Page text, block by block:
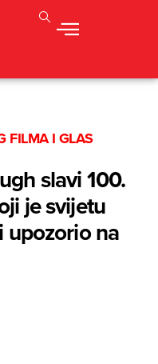
FILMA I GLAS
slavi 100.
je svijetu
upozorio na